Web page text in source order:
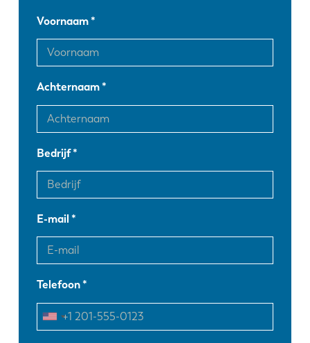
Voornaam
Achternaam
Bedrijf
E-mail
Telefoon